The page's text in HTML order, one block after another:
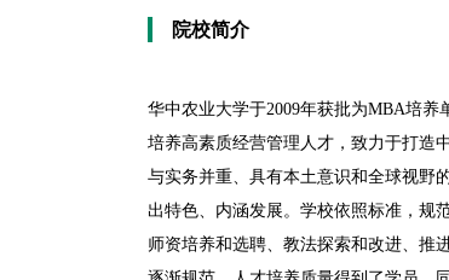
院校简介
华中农业大学于2009年获批为MBA培
培养高素质经营管理人才，致力于打造
与实务并重、具有本土意识和全球视野
出特色、内涵发展。学校依照标准，规
师资培养和选聘、教法探索和改进、推